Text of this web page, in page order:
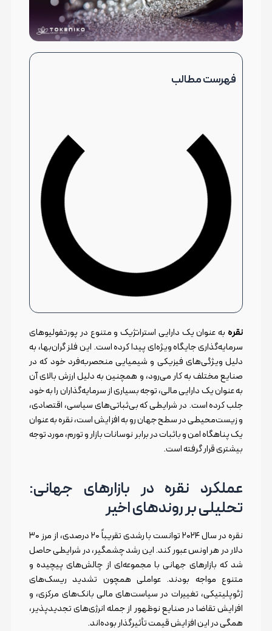
فهرست مطالب
نقره به عنوان یک دارایی استراتژیک و متنوع در پورتفولیوهای
سرمایه‌گذاری جایگاه ویژه‌ای پیدا کرده است. این فلز گران‌بها، به
دلیل ویژگی‌های فیزیکی و شیمیایی منحصربه‌فرد خود که در
صنایع مختلف به کار می‌رود، و همچنین به دلیل ارزش بالای آن
به عنوان یک دارایی مالی، توجه بسیاری از سرمایه‌گذاران را به خود
جلب کرده است. در شرایطی که بی‌ثباتی‌های سیاسی، اقتصادی،
و زیست‌محیطی در سطح جهان رو به افزایش است، نقره به عنوان
یک پناهگاه امن و باثبات در برابر نوسانات بازار و تورم، مورد توجه
بیشتری قرار گرفته است.
عملکرد نقره در بازارهای جهانی:
تحلیلی بر روندهای اخیر
نقره در سال ۲۰۲۴ توانست با رشدی تقریباً ۲۰ درصدی، از مرز ۳۰
دلار در هر اونس عبور کند. این رشد چشمگیر، در شرایطی حاصل
شد که بازارهای جهانی با مجموعه‌ای از چالش‌های پیچیده و
متنوع مواجه بودند. عواملی همچون تشدید ریسک‌های
ژئوپلیتیکی، تغییرات در سیاست‌های مالی بانک‌های مرکزی، و
افزایش تقاضا در صنایع نوظهور از جمله انرژی‌های تجدیدپذیر،
همگی در این افزایش قیمت تأثیرگذار بوده‌اند.